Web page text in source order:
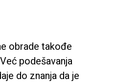
obrade takođe
podešavanja
do znanja da je